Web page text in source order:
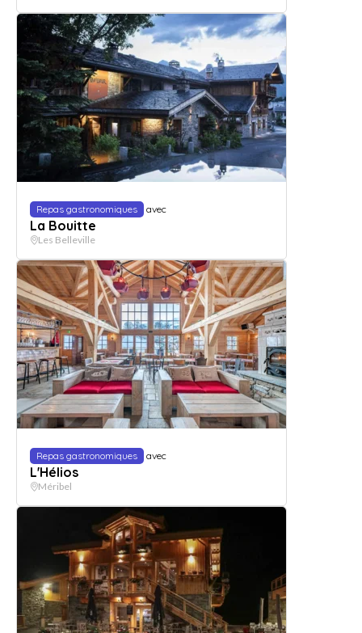
Repas gastronomiques avec
La Bouitte
Les Belleville
Repas gastronomiques avec
L'Hélios
Méribel